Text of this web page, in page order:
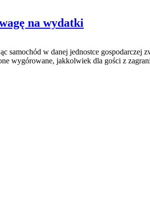
na wydatki
samochód w danej jednostce gospodarczej
wygórowane, jakkolwiek dla gości z